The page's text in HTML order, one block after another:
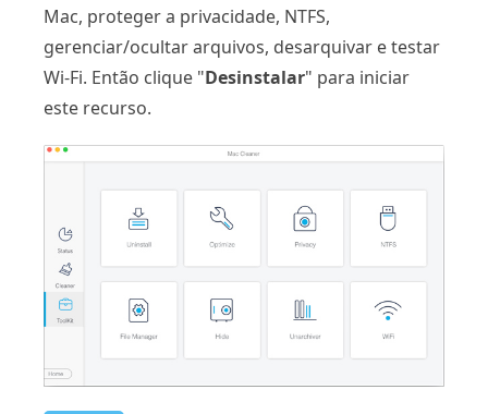
Mac, proteger a privacidade, NTFS,
gerenciar/ocultar arquivos, desarquivar e testar
Wi-Fi. Então clique "Desinstalar" para iniciar
este recurso.